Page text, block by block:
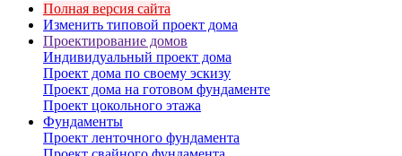
Полная версия сайта
Изменить типовой проект дома
Проектирование домов
Индивидуальный проект дома
Проект дома по своему эскизу
Проект дома на готовом фундаменте
Проект цокольного этажа
Фундаменты
Проект ленточного фундамента